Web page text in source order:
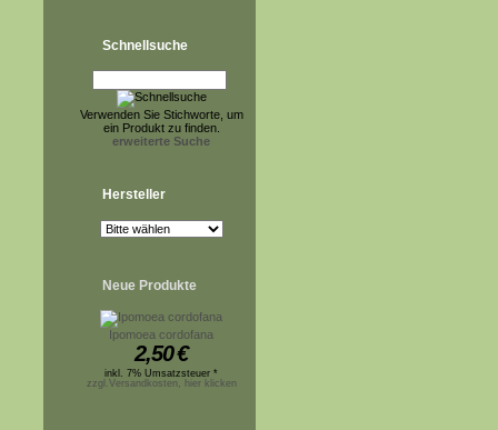
Schnellsuche
Verwenden Sie Stichworte, um
ein Produkt zu finden.
erweiterte Suche
Hersteller
Neue Produkte
Ipomoea cordofana
2,50€
inkl. 7% Umsatzsteuer *
zzgl.Versandkosten, hier klicken